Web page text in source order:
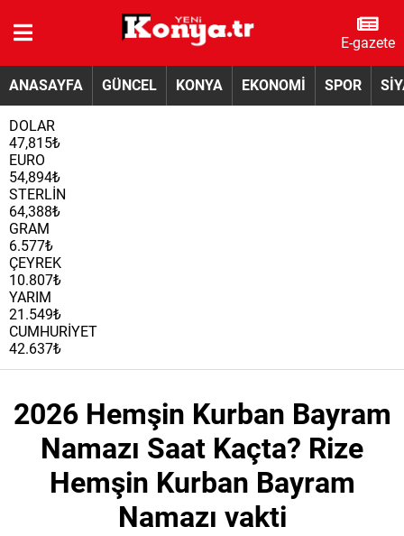
E-gazete
ANASAYFA GÜNCEL KONYA EKONOMİ SPOR
DOLAR
47,815₺
EURO
54,894₺
STERLİN
64,388₺
GRAM
6.577₺
ÇEYREK
10.807₺
YARIM
21.549₺
CUMHURİYET
42.637₺
2026 Hemşin Kurban Bayram
Namazı Saat Kaçta? Rize
Hemşin Kurban Bayram
Namazı vakti